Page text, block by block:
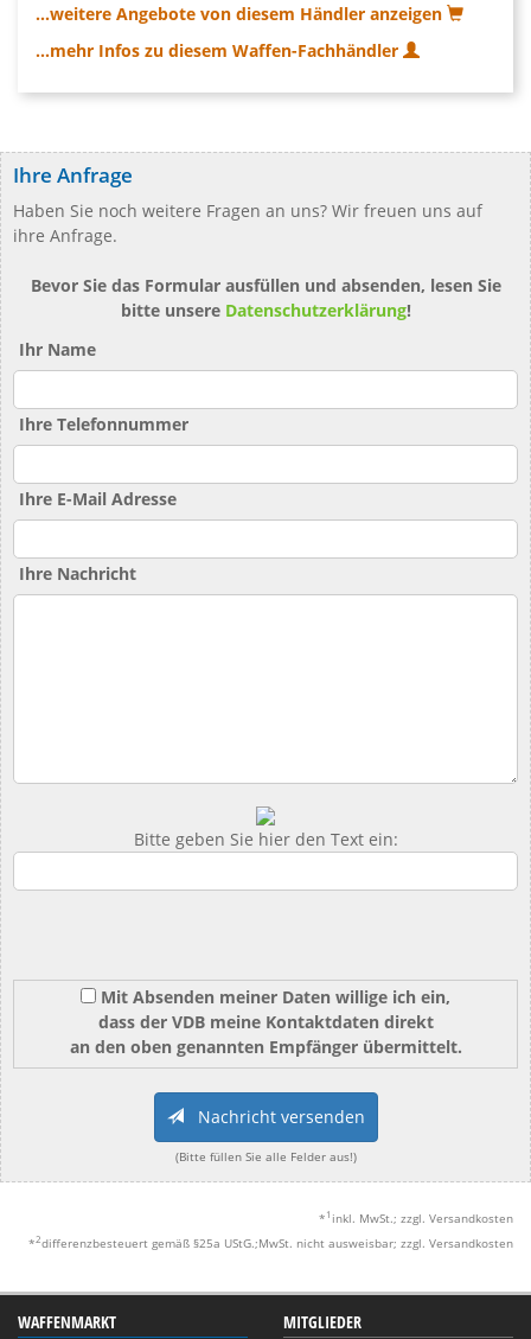
...weitere Angebote von diesem Händler anzeigen
...mehr Infos zu diesem Waffen-Fachhändler
Ihre Anfrage
Haben Sie noch weitere Fragen an uns? Wir freuen uns auf
ihre Anfrage.
Bevor Sie das Formular ausfüllen und absenden, lesen Sie
bitte unsere Datenschutzerklärung!
Ihr Name
Ihre Telefonnummer
Ihre E-Mail Adresse
Ihre Nachricht
Bitte geben Sie hier den Text ein:
Mit Absenden meiner Daten willige ich ein,
dass der VDB meine Kontaktdaten direkt
an den oben genannten Empfänger übermittelt.
Nachricht versenden
(Bitte füllen Sie alle Felder aus!)
* 1 inkl. MwSt.; zzgl. Versandkosten
*2differenzbesteuert gemäß §25a UStG.;MwSt. nicht ausweisbar; zzgl. Versandkosten
WAFFENMARKT MITGLIEDER